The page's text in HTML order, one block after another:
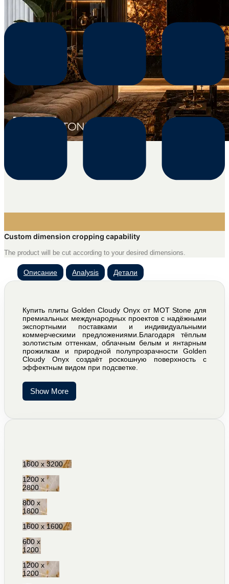
Custom dimension cropping capability
The product will be cut according to your desired dimensions.
Описание Analysis Детали
Купить плиты Golden Cloudy Onyx от MOT Stone для
премиальных международных проектов с надёжными
экспортными поставками и индивидуальными
коммерческими предложениями.Благодаря тёплым
золотистым оттенкам, облачным белым и янтарным
прожилкам и природной полупрозрачности Golden
Cloudy Onyx создаёт роскошную поверхность с
эффектным видом при подсветке.
Show More
1600 x 3200
1200 x
2800
800 x
1800
1600 x 1600
600 x
1200
1200 x
1200